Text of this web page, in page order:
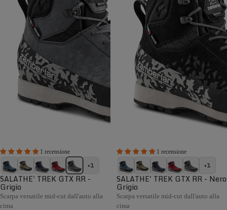
1 recensione
+1
SALATHE' TREK GTX RR -
Grigio
Scarpa versatile mid-cut dall'auto alla
cima
1 recensione
+1
SALATHE' TREK GTX RR - Nero
Grigio
Scarpa versatile mid-cut dall'auto alla
cima